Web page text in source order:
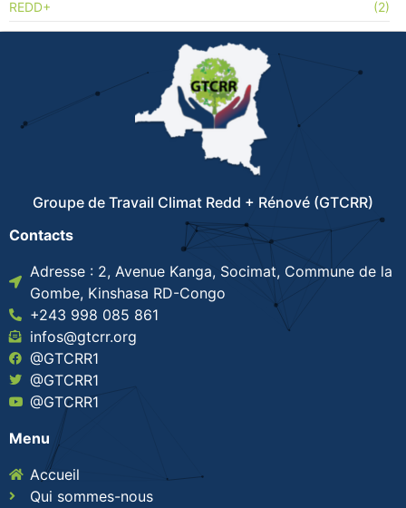
REDD+ (2)
Groupe de Travail Climat Redd + Rénové (GTCRR)
Contacts
Adresse : 2, Avenue Kanga, Socimat, Commune de la
Gombe, Kinshasa RD-Congo
+243 998 085 861
infos@gtcrr.org
@GTCRR1
@GTCRR1
@GTCRR1
Menu
Accueil
Qui sommes-nous